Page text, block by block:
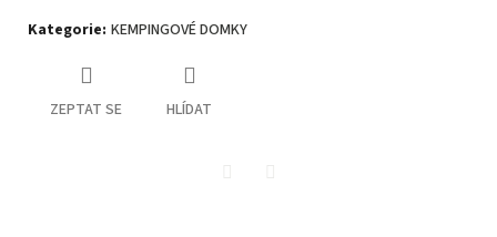
Kategorie: KEMPINGOVÉ DOMKY
ZEPTAT SE HLÍDAT